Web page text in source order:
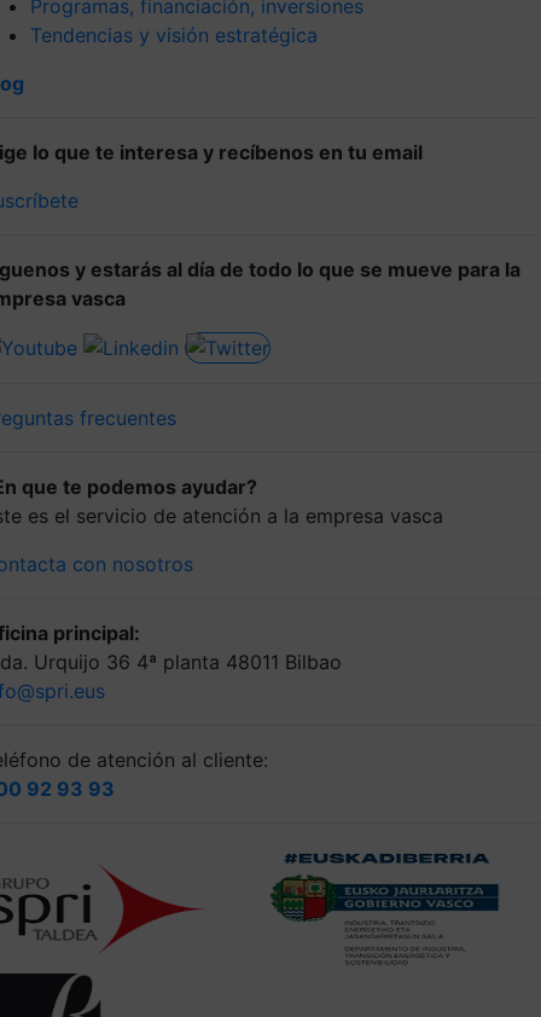
Programas, financiación, inversiones
Tendencias y visión estratégica
lo que te interesa y recíbenos en tu email
y estarás al día de todo lo que se mueve para la
vasca
frecuentes
que te podemos ayudar?
es el servicio de atención a la empresa vasca
con nosotros
principal:
Urquijo 36 4ª planta 48011 Bilbao
de atención al cliente:
92 93 93